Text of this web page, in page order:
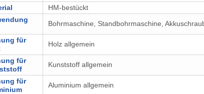
⁠⁠⁠⁠⁠⁠⁠⁠HM-bestückt
Bohrmaschine, Standbohrmaschine,
für
Holz allgemein
für
Kunststoff allgemein
für
Aluminium allgemein